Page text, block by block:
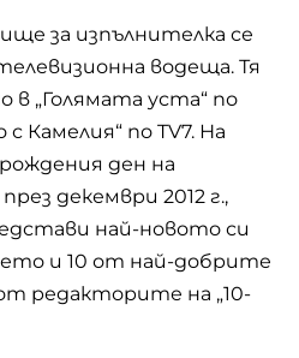
за изпълнителка се
водеща. Тя
в „Голямата уста“ по
Камелия“ по TV7. На
ден на
декември 2012 г.,
най-новото си
и 10 от най-добрите
редакторите на „10-